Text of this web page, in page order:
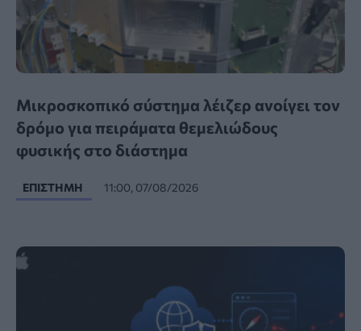
Μικροσκοπικό σύστημα λέιζερ ανοίγει τον
δρόμο για πειράματα θεμελιώδους
φυσικής στο διάστημα
ΕΠΙΣΤΉΜΗ 11:00, 07/08/2026